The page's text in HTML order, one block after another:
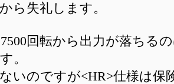
ら失礼します。
回転から出力が落ちる
。
いのですが<HR>仕様は保